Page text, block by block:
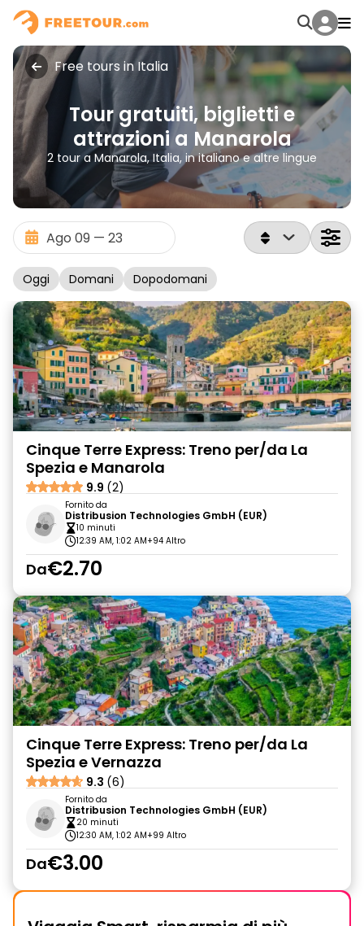
Free tours in Italia
Tour gratuiti, biglietti e
attrazioni a Manarola
2 tour a Manarola, Italia, in italiano e altre lingue
Oggi Domani Dopodomani
Cinque Terre Express: Treno per/da La
Spezia e Manarola
9.9 (2)
Fornito da
Distribusion Technologies GmbH (EUR)
10 minuti
12:39 AM, 1:02 AM+94 Altro
Da€2.70
Cinque Terre Express: Treno per/da La
Spezia e Vernazza
9.3 (6)
Fornito da
Distribusion Technologies GmbH (EUR)
20 minuti
12:30 AM, 1:02 AM+99 Altro
Da€3.00